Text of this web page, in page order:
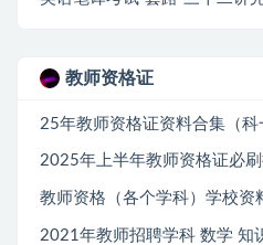
教师资格证
25年教师资格证资料合集（科
2025年上半年教师资格证必
教师资格（各个学科）学校资
2021年教师招聘学科 数学 知